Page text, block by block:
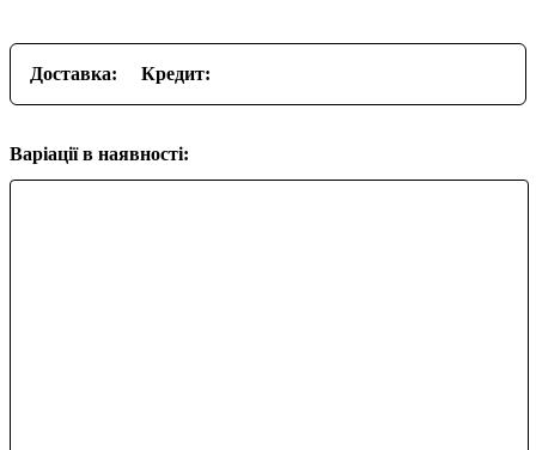
Доставка: Кредит:
Варіації в наявності: